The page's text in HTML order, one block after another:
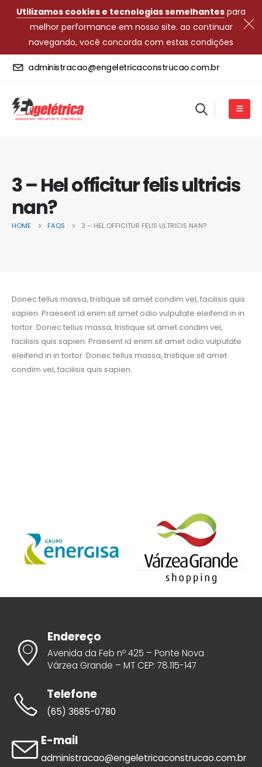
Utilizamos cookies e tecnologias semelhantes para
melhor performance em nosso site. ao continuar
navegando, você concorda com estas condições
administracao@engeletricaconstrucao.com.br
3 – Hel officitur felis ultricis
nan?
HOME FAQS 3 – HEL OFFICITUR FELIS ULTRICIS NAN?
Donec tellus massa, tristique sit amet condim vel, facilisis quis
sapien. Praesent id enim sit amet odio vulputate eleifend in in
tortor. Donec tellus massa, tristique sit amet condim vel,
facilisis quis sapien. Praesent id enim sit amet odio vulputate
eleifend in in tortor. Donec tellus massa, tristique sit amet
condim vel, facilisis quis sapien.
Endereço
Avenida da Feb nº 425 – Ponte Nova
Várzea Grande – MT CEP: 78.115-147
Telefone
(65) 3685-0780
E-mail
administracao@engeletricaconstrucao.com.br